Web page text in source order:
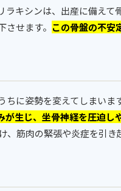
キシンは、出産に備えて
せます。 この骨盤の不安
に姿勢を変えてしまいます
生じ、坐骨神経を圧迫し
、筋肉の緊張や炎症を引き